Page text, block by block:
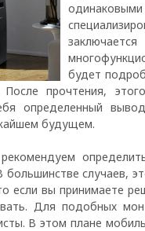
будет
прочтения,
определенный
будущем.
большинстве случаев,
если вы принимаете
Для подобных
В этом плане